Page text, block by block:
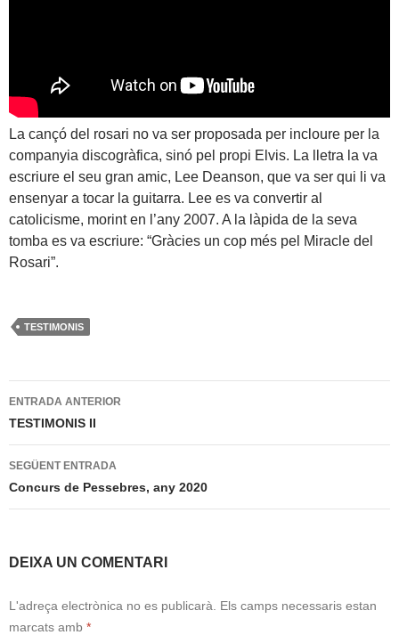
La cançó del rosari no va ser proposada per incloure per la
companyia discogràfica, sinó pel propi Elvis. La lletra la va
escriure el seu gran amic, Lee Deanson, que va ser qui li va
ensenyar a tocar la guitarra. Lee es va convertir al
catolicisme, morint en l’any 2007. A la làpida de la seva
tomba es va escriure: “Gràcies un cop més pel Miracle del
Rosari”.
TESTIMONIS
Navegació
per
les
entrades
ENTRADA ANTERIOR
TESTIMONIS II
SEGÜENT ENTRADA
Concurs de Pessebres, any 2020
DEIXA UN COMENTARI
L'adreça electrònica no es publicarà.
Els camps necessaris estan
marcats amb *